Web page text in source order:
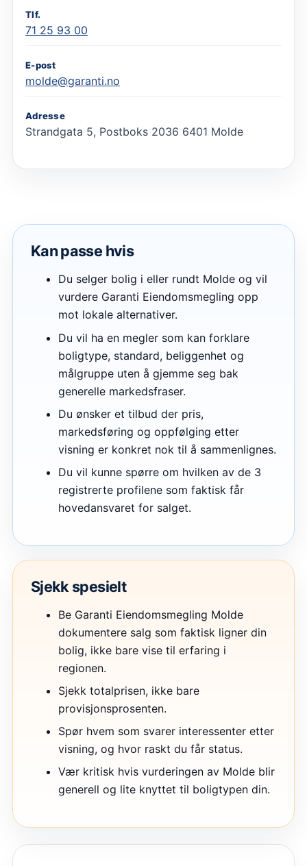
Tlf.
71 25 93 00
E-post
molde@garanti.no
Adresse
Strandgata 5, Postboks 2036 6401 Molde
Kan passe hvis
Du selger bolig i eller rundt Molde og vil
vurdere Garanti Eiendomsmegling opp
mot lokale alternativer.
Du vil ha en megler som kan forklare
boligtype, standard, beliggenhet og
målgruppe uten å gjemme seg bak
generelle markedsfraser.
Du ønsker et tilbud der pris,
markedsføring og oppfølging etter
visning er konkret nok til å sammenlignes.
Du vil kunne spørre om hvilken av de 3
registrerte profilene som faktisk får
hovedansvaret for salget.
Sjekk spesielt
Be Garanti Eiendomsmegling Molde
dokumentere salg som faktisk ligner din
bolig, ikke bare vise til erfaring i
regionen.
Sjekk totalprisen, ikke bare
provisjonsprosenten.
Spør hvem som svarer interessenter etter
visning, og hvor raskt du får status.
Vær kritisk hvis vurderingen av Molde blir
generell og lite knyttet til boligtypen din.